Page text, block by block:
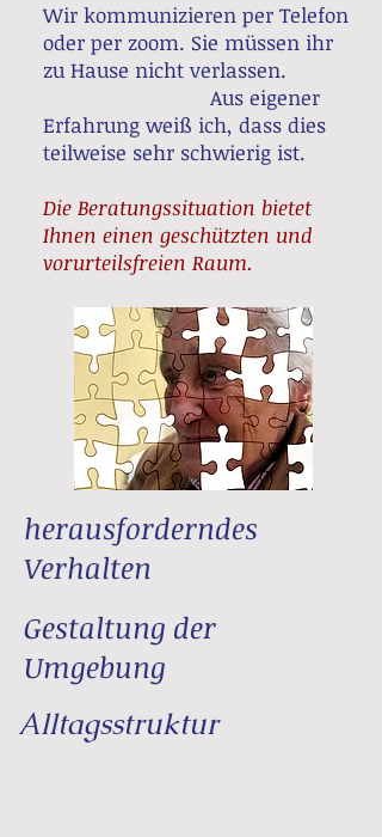
Wir kommunizieren per Telefon
oder per zoom. Sie müssen ihr
zu Hause nicht verlassen.
Aus eigener
Erfahrung weiß ich, dass dies
teilweise sehr schwierig ist.
Die Beratungssituation bietet
Ihnen einen geschützten und
vorurteilsfreien Raum.
herausforderndes
Verhalten
Gestaltung der
Umgebung
Alltagsstruktur